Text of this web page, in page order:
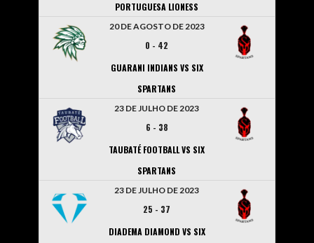
PORTUGUESA LIONESS
20 DE AGOSTO DE 2023
0 - 42
GUARANI INDIANS VS SIX
SPARTANS
23 DE JULHO DE 2023
6 - 38
TAUBATÉ FOOTBALL VS SIX
SPARTANS
23 DE JULHO DE 2023
25 - 37
DIADEMA DIAMOND VS SIX